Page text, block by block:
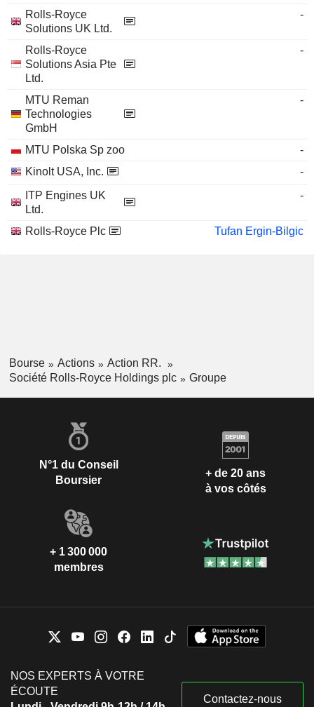
Rolls-Royce
Solutions UK Ltd.
-
Rolls-Royce
Solutions Asia Pte
Ltd.
-
MTU Reman
Technologies
GmbH
-
MTU Polska Sp zoo
-
Kinolt USA, Inc.
-
ITP Engines UK
Ltd.
-
Rolls-Royce Plc Tufan Ergin-Bilgic
Bourse Actions
Action RR.
Société Rolls-Royce Holdings plc
Groupe
N°1 du Conseil
Boursier
+ de 20 ans
à vos côtés
+ 1 300 000
membres
NOS EXPERTS À VOTRE
ÉCOUTE
Contactez-nous